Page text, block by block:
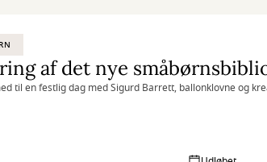
af det nye
til en festlig dag med Sigurd Barrett, ballonklovne og